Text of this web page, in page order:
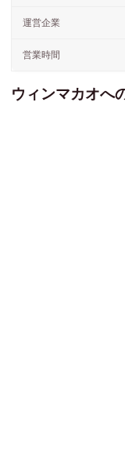
運営企業
営業時間
ウィンマカオへ